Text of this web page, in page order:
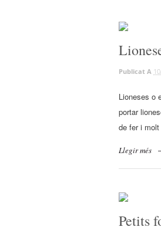
Publicat A
Lioneses o
portar
de fer i
Llegir més
Petits